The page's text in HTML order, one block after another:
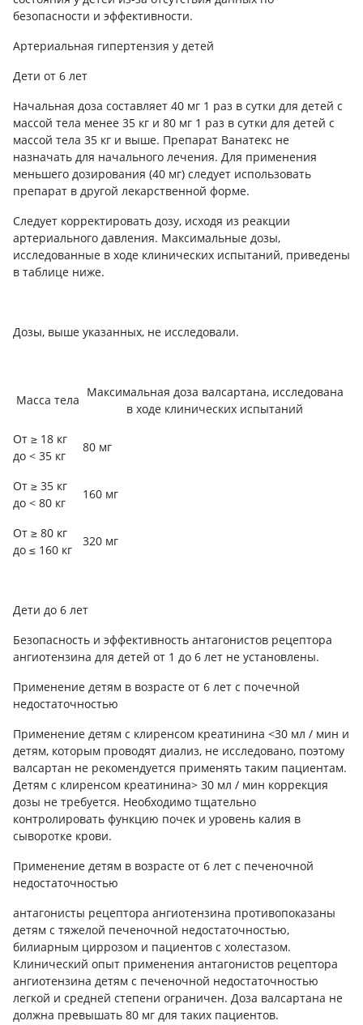
безопасности и эффективности.
Артериальная гипертензия у детей
Дети от 6 лет
Начальная доза составляет 40 мг 1 раз в сутки для детей с
массой тела менее 35 кг и 80 мг 1 раз в сутки для детей с
массой тела 35 кг и выше. Препарат Ванатекс не
назначать для начального лечения. Для применения
меньшего дозирования (40 мг) следует использовать
препарат в другой лекарственной форме.
Следует корректировать дозу, исходя из реакции
артериального давления. Максимальные дозы,
исследованные в ходе клинических испытаний, приведены
в таблице ниже.
Дозы, выше указанных, не исследовали.
Масса тела
Максимальная доза валсартана, исследована
в ходе клинических испытаний
От ≥ 18 кг
до < 35 кг
80 мг
От ≥ 35 кг
до < 80 кг
160 мг
От ≥ 80 кг
до ≤ 160 кг
320 мг
Дети до 6 лет
Безопасность и эффективность антагонистов рецептора
ангиотензина для детей от 1 до 6 лет не установлены.
Применение детям в возрасте от 6 лет с почечной
недостаточностью
Применение детям с клиренсом креатинина <30 мл / мин и
детям, которым проводят диализ, не исследовано, поэтому
валсартан не рекомендуется применять таким пациентам.
Детям с клиренсом креатинина> 30 мл / мин коррекция
дозы не требуется. Необходимо тщательно
контролировать функцию почек и уровень калия в
сыворотке крови.
Применение детям в возрасте от 6 лет с печеночной
недостаточностью
антагонисты рецептора ангиотензина противопоказаны
детям с тяжелой печеночной недостаточностью,
билиарным циррозом и пациентов с холестазом.
Клинический опыт применения антагонистов рецептора
ангиотензина детям с печеночной недостаточностью
легкой и средней степени ограничен. Доза валсартана не
должна превышать 80 мг для таких пациентов.